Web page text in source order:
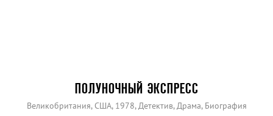
ПОЛУНОЧНЫЙ ЭКСПРЕСС
Великобритания, США, 1978, Детектив, Драма, Биография